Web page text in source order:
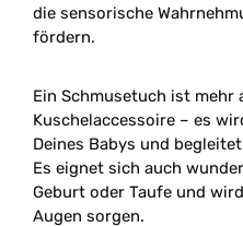
die sensorische
fördern.
Ein Schmusetuch ist mehr
Kuschelaccessoire – es
Deines Babys und
Es eignet sich auch
Geburt oder Taufe und
Augen sorgen.